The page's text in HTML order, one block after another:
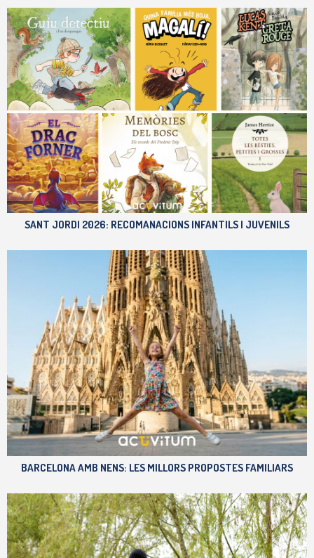
SANT JORDI 2026: RECOMANACIONS INFANTILS I JUVENILS
BARCELONA AMB NENS: LES MILLORS PROPOSTES FAMILIARS